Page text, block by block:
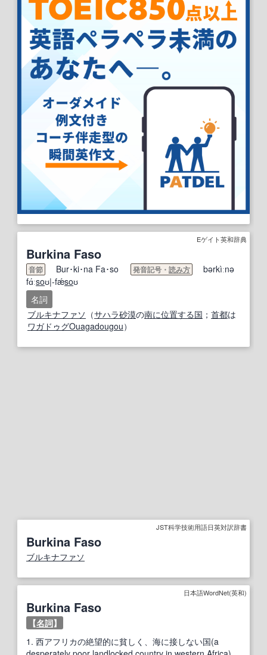
Eゲイト英和辞典
Burkina Faso
音節 Bur･ki･na Fa･so 発音記号・ 読み方
bərkìːnə
fɑ́ːsoʊ|-fǽsoʊ
名詞
ブルキナファソ （サハラ砂漠の南に位置する国 ； 首都は
ワガドゥグOuagadougou）
JST科学技術用語日英対訳辞書
Burkina Faso
ブルキナファソ
日本語WordNet(英和)
Burkina Faso
【名詞】
1. 西アフリカの絶望的に貧しく、海に接しない国(a